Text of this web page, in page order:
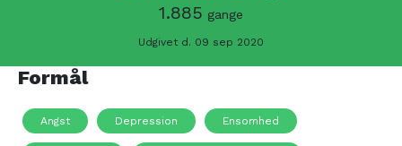
1.885 gange
Udgivet d. 09 sep 2020
Formål
Angst Depression Ensomhed